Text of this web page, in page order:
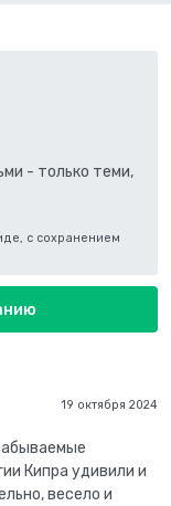
19 октября 2024
Кипра удивили и
весело и
- только теми,
с сохранением